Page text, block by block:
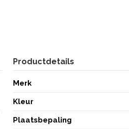
Productdetails
Merk
Kleur
Plaatsbepaling